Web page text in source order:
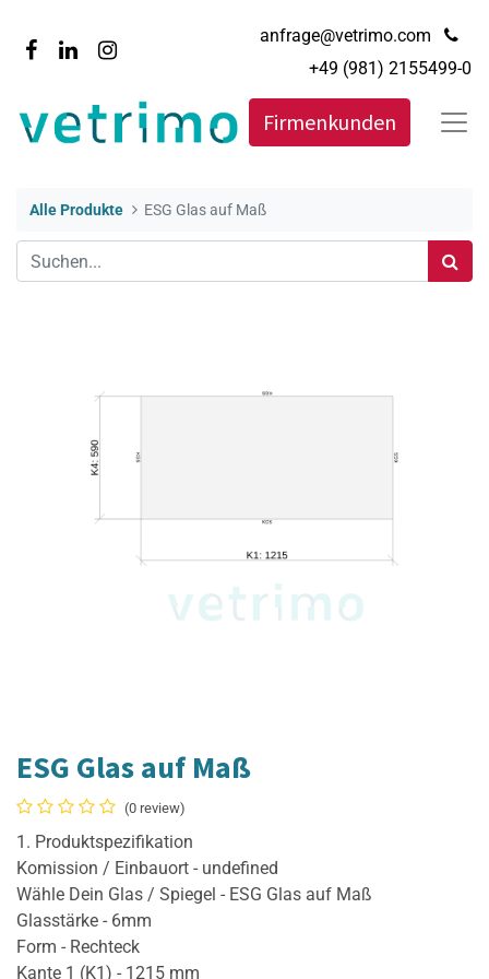
anfrage@vetrimo.com
+49 (981) 2155499-0
Firmenkunden
Alle Produkte ESG Glas auf Maß
ESG Glas auf Maß
(0 review)
1. Produktspezifikation
Komission / Einbauort - undefined
Wähle Dein Glas / Spiegel - ESG Glas auf Maß
Glasstärke - 6mm
Form - Rechteck
Kante 1 (K1) - 1215 mm